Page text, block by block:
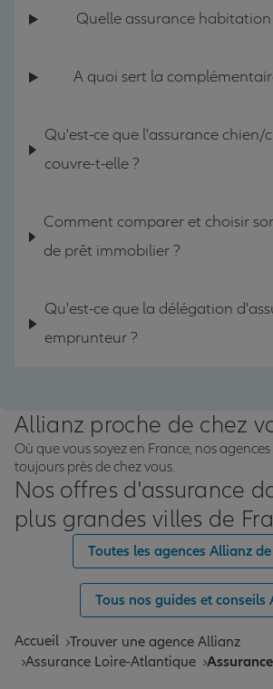
Quelle assurance habitation
A quoi sert la
Qu'est-ce que l'assurance chien/
couvre-t-elle ?
Comment comparer et choisir
de prêt immobilier ?
Qu'est-ce que la délégation
emprunteur ?
Allianz proche de chez
Où que vous soyez en France, nos
toujours près de chez vous.
Nos offres d'assurance
plus grandes villes de
Toutes les agences Allianz
Tous nos guides et conseils
Accueil Trouver une agence Allianz
Assurance Loire-Atlantique